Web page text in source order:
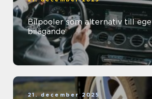
Bilpooler som alternativ till
bilägande
21. december 2025